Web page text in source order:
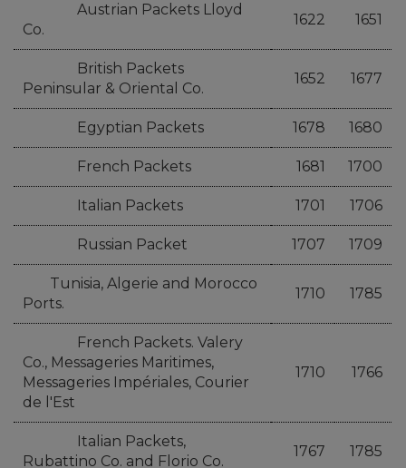
Austrian Packets Lloyd
Co.
1622 1651
British Packets
Peninsular & Oriental Co.
1652 1677
Egyptian Packets 1678 1680
French Packets 1681 1700
Italian Packets 1701 1706
Russian Packet 1707 1709
Tunisia, Algerie and Morocco
Ports.
1710 1785
French Packets. Valery
Co., Messageries Maritimes,
Messageries Impériales, Courier
de l'Est
1710 1766
Italian Packets,
Rubattino Co. and Florio Co.
1767 1785